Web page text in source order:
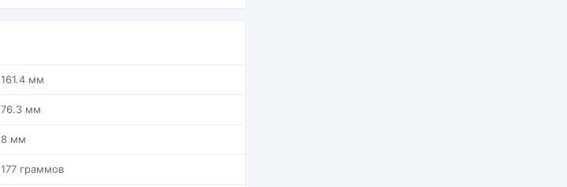
161.4 мм
76.3 мм
8 мм
177 граммов